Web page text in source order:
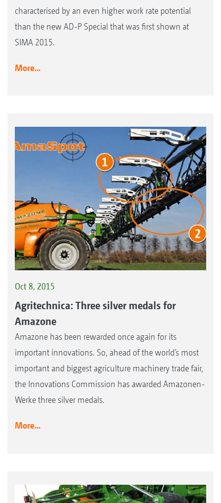
characterised by an even higher work rate potential
than the new AD-P Special that was first shown at
SIMA 2015.
More...
Oct 8, 2015
Agritechnica: Three silver medals for
Amazone
Amazone has been rewarded once again for its
important innovations. So, ahead of the world’s most
important and biggest agriculture machinery trade fair,
the Innovations Commission has awarded Amazonen-
Werke three silver medals.
More...